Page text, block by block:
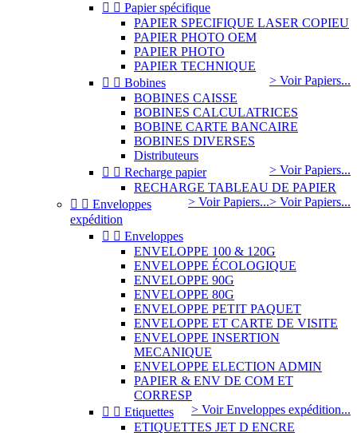
  Papier spécifique
PAPIER SPECIFIQUE LASER COPIEU
PAPIER PHOTO OEM
PAPIER PHOTO
PAPIER TECHNIQUE
> Voir Papiers...
  Bobines
BOBINES CAISSE
BOBINES CALCULATRICES
BOBINE CARTE BANCAIRE
BOBINES DIVERSES
Distributeurs
> Voir Papiers...
  Recharge papier
RECHARGE TABLEAU DE PAPIER
> Voir Papiers...
> Voir Papiers...
  Enveloppes
expédition
  Enveloppes
ENVELOPPE 100 & 120G
ENVELOPPE ÉCOLOGIQUE
ENVELOPPE 90G
ENVELOPPE 80G
ENVELOPPE PETIT PAQUET
ENVELOPPE ET CARTE DE VISITE
ENVELOPPE INSERTION
MECANIQUE
ENVELOPPE ELECTION ADMIN
PAPIER & ENV DE COM ET
CORRESP
> Voir Enveloppes expédition...
  Etiquettes
ETIQUETTES JET D ENCRE